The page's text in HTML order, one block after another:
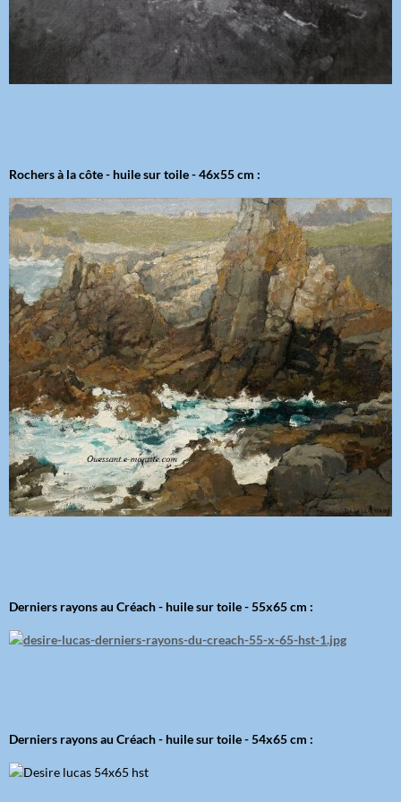
Rochers à la côte - huile sur toile - 46x55 cm :
Derniers rayons au Créach - huile sur toile - 55x65 cm :
Derniers rayons au Créach - huile sur toile - 54x65 cm :